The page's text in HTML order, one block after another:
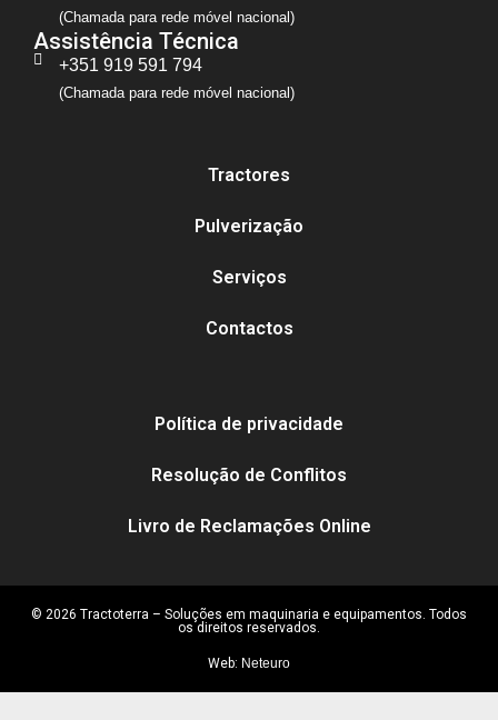
(Chamada para rede móvel nacional)
Assistência Técnica
+351 919 591 794
(Chamada para rede móvel nacional)
Tractores
Pulverização
Serviços
Contactos
Política de privacidade
Resolução de Conflitos
Livro de Reclamações Online
© 2026 Tractoterra – Soluções em maquinaria e equipamentos. Todos
os direitos reservados.
Web: Neteuro